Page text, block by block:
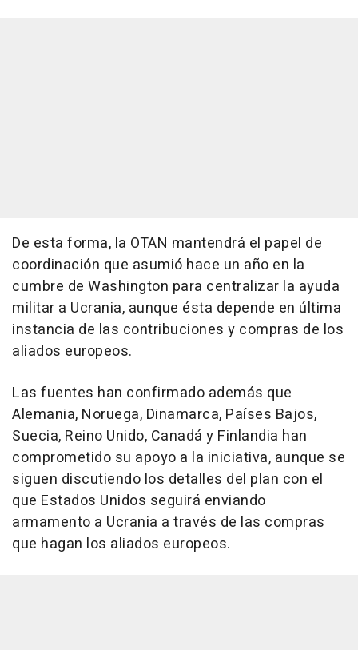
De esta forma, la OTAN mantendrá el papel de
coordinación que asumió hace un año en la
cumbre de Washington para centralizar la ayuda
militar a Ucrania, aunque ésta depende en última
instancia de las contribuciones y compras de los
aliados europeos.
Las fuentes han confirmado además que
Alemania, Noruega, Dinamarca, Países Bajos,
Suecia, Reino Unido, Canadá y Finlandia han
comprometido su apoyo a la iniciativa, aunque se
siguen discutiendo los detalles del plan con el
que Estados Unidos seguirá enviando
armamento a Ucrania a través de las compras
que hagan los aliados europeos.